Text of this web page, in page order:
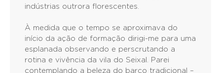
indústrias outrora florescentes.
À medida que o tempo se aproximava do
início da ação de formação dirigi-me para uma
esplanada observando e perscrutando a
rotina e vivência da vila do Seixal. Parei
contemplando a beleza do barco tradicional –